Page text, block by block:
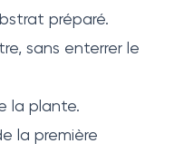
préparé.
sans enterrer le
la plante.
la première